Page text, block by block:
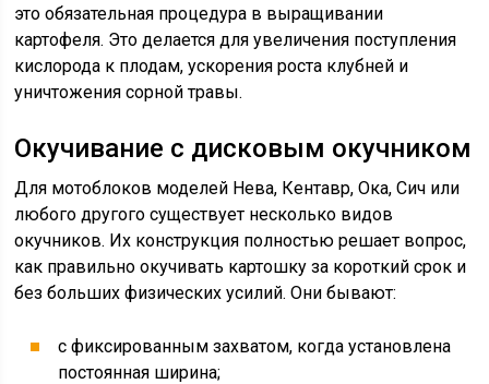
это обязательная процедура в выращивании
картофеля. Это делается для увеличения поступления
кислорода к плодам, ускорения роста клубней и
уничтожения сорной травы.
Окучивание с дисковым окучником
Для мотоблоков моделей Нева, Кентавр, Ока, Сич или
любого другого существует несколько видов
окучников. Их конструкция полностью решает вопрос,
как правильно окучивать картошку за короткий срок и
без больших физических усилий. Они бывают:
с фиксированным захватом, когда установлена
постоянная ширина;